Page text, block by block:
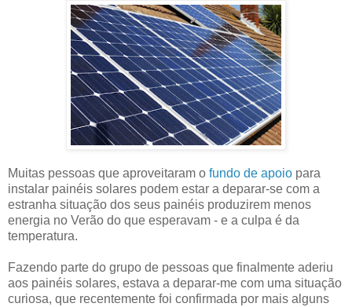
Muitas pessoas que aproveitaram o fundo de apoio para
instalar painéis solares podem estar a deparar-se com a
estranha situação dos seus painéis produzirem menos
energia no Verão do que esperavam - e a culpa é da
temperatura.
Fazendo parte do grupo de pessoas que finalmente aderiu
aos painéis solares, estava a deparar-me com uma situação
curiosa, que recentemente foi confirmada por mais alguns